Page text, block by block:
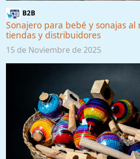
B2B
Sonajero para bebé y sonajas al
tiendas y distribuidores
15 de Noviembre de 2025